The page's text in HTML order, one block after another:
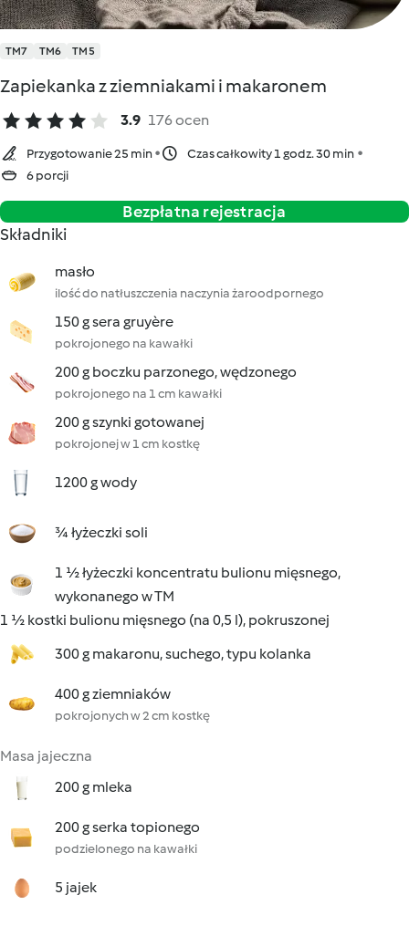
TM7 TM6 TM5
Zapiekanka z ziemniakami i makaronem
3.9 176 ocen
Przygotowanie 25 min
Czas całkowity 1 godz. 30 min
6 porcji
Bezpłatna rejestracja
Składniki
masło
ilość do natłuszczenia naczynia żaroodpornego
150 g sera gruyère
pokrojonego na kawałki
200 g boczku parzonego, wędzonego
pokrojonego na 1 cm kawałki
200 g szynki gotowanej
pokrojonej w 1 cm kostkę
1200 g wody
¾ łyżeczki soli
1 ½ łyżeczki koncentratu bulionu mięsnego,
wykonanego w TM
1 ½ kostki bulionu mięsnego (na 0,5 l), pokruszonej
300 g makaronu, suchego, typu kolanka
400 g ziemniaków
pokrojonych w 2 cm kostkę
Masa jajeczna
200 g mleka
200 g serka topionego
podzielonego na kawałki
5 jajek